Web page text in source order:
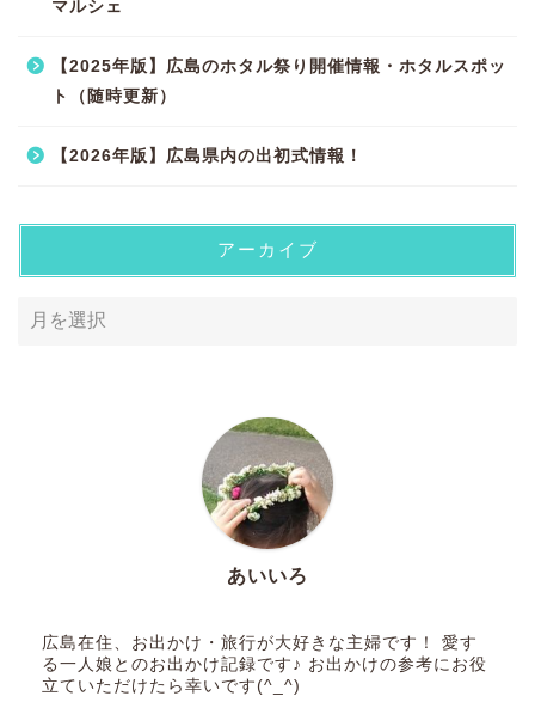
マルシェ
【2025年版】広島のホタル祭り開催情報・ホタルスポッ
ト（随時更新）
【2026年版】広島県内の出初式情報！
アーカイブ
あいいろ
広島在住、お出かけ・旅行が大好きな主婦です！ 愛す
る一人娘とのお出かけ記録です♪ お出かけの参考にお役
立ていただけたら幸いです(^_^)